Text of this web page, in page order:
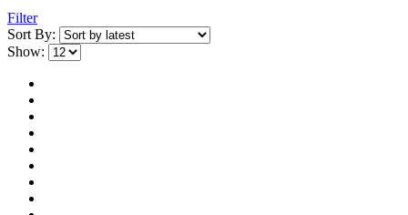
Filter
Sort By:
Show: